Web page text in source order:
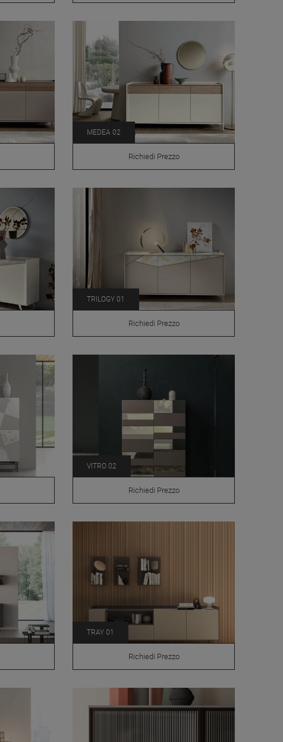
MEDEA 02
Richiedi Prezzo
TRILOGY 01
Richiedi Prezzo
VITRO 02
Richiedi Prezzo
TRAY 01
Richiedi Prezzo